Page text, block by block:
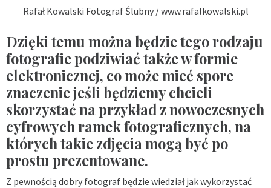
Rafał Kowalski Fotograf Ślubny / www.rafalkowalski.pl
Dzięki temu można będzie tego rodzaju
fotografie podziwiać także w formie
elektronicznej, co może mieć spore
znaczenie jeśli będziemy chcieli
skorzystać na przykład z nowoczesnych
cyfrowych ramek fotograficznych, na
których takie zdjęcia mogą być po
prostu prezentowane.
Z pewnością dobry fotograf będzie wiedział jak wykorzystać